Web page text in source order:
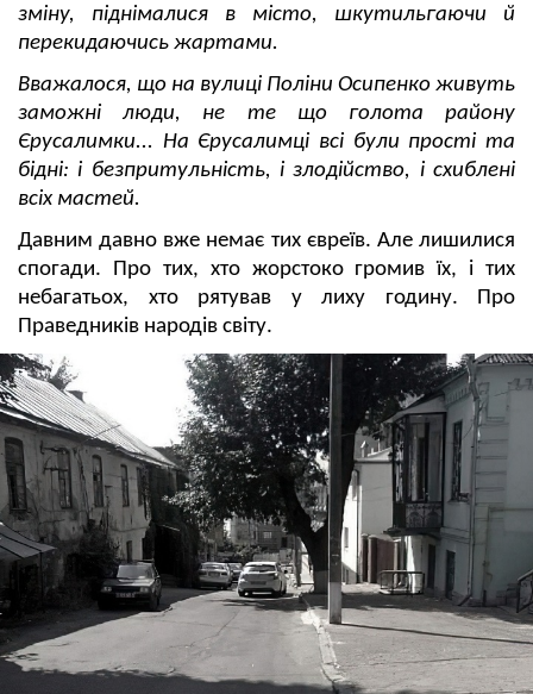
зміну, піднімалися в місто, шкутильгаючи й
перекидаючись жартами.
Вважалося, що на вулиці Поліни Осипенко живуть
заможні люди, не те що голота району
Єрусалимки... На Єрусалимці всі були прості та
бідні: і безпритульність, і злодійство, і схиблені
всіх мастей.
Давним давно вже немає тих євреїв. Але лишилися
спогади. Про тих, хто жорстоко громив їх, і тих
небагатьох, хто рятував у лиху годину. Про
Праведників народів світу.